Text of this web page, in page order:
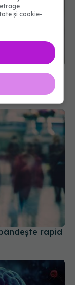
vaccin anti-
rapid
și cookie-